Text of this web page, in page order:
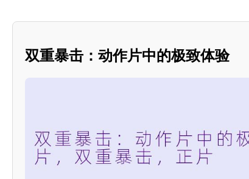
双重暴击：动作片中的极致体验